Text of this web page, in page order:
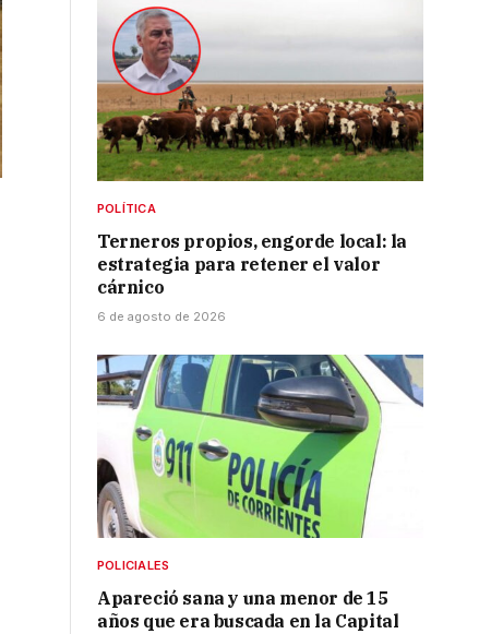
POLÍTICA
Terneros propios, engorde local: la
estrategia para retener el valor
cárnico
6 de agosto de 2026
POLICIALES
Apareció sana y una menor de 15
años que era buscada en la Capital